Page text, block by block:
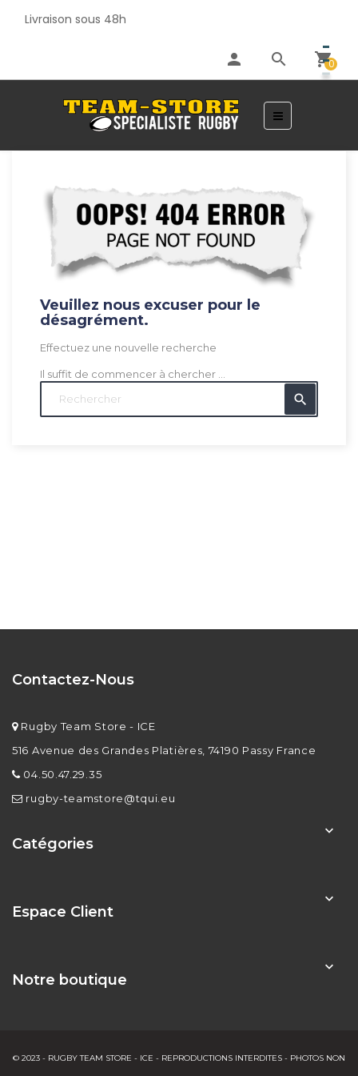
Livraison sous 48h
shopping_cart
0
search
person
Basculer
la
navigation
☰
Veuillez nous excuser pour le
désagrément.
Effectuez une nouvelle recherche
Il suffit de commencer à chercher ...
search
Contactez-Nous
Rugby Team Store - ICE
516 Avenue des Grandes Platières, 74190 Passy France
04.50.47.29.35
rugby-teamstore@tqui.eu
Catégories

Espace Client

Notre boutique

© 2023 - RUGBY TEAM STORE - ICE - REPRODUCTIONS INTERDITES - PHOTOS NON